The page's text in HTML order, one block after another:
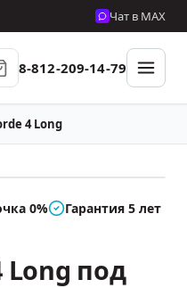
Чат в MAX
8-812-209-14-79
4 Long
В наличии
0% Гарантия 5 лет
Long под